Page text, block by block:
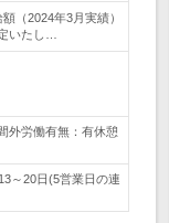
（2024年3月実績）
いたし…
外労働有無：有休憩
～20日(5営業日の連